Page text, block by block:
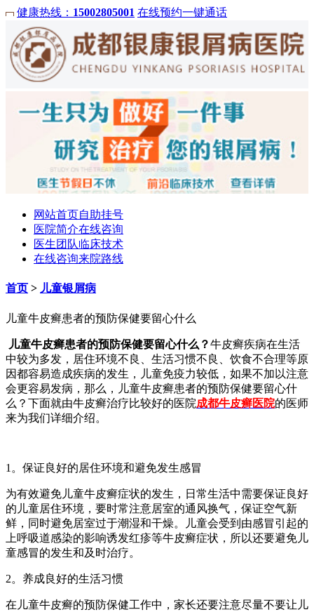
健康热线： 15002805001 在线预约一键通话
网站首页自助挂号
医院简介在线咨询
医生团队临床技术
在线咨询来院路线
首页 > 儿童银屑病
儿童牛皮癣患者的预防保健要留心什么
儿童牛皮癣患者的预防保健要留心什么？牛皮癣疾病在生活
中较为多发，居住环境不良、生活习惯不良、饮食不合理等原
因都容易造成疾病的发生，儿童免疫力较低，如果不加以注意
会更容易发病，那么，儿童牛皮癣患者的预防保健要留心什
么？下面就由牛皮癣治疗比较好的医院成都牛皮癣医院的医师
来为我们详细介绍。
1。保证良好的居住环境和避免发生感冒
为有效避免儿童牛皮癣症状的发生，日常生活中需要保证良好
的儿童居住环境，要时常注意居室的通风换气，保证空气新
鲜，同时避免居室过于潮湿和干燥。儿童会受到由感冒引起的
上呼吸道感染的影响诱发红疹等牛皮癣症状，所以还要避免儿
童感冒的发生和及时治疗。
2。养成良好的生活习惯
在儿童牛皮癣的预防保健工作中，家长还要注意尽量不要让儿